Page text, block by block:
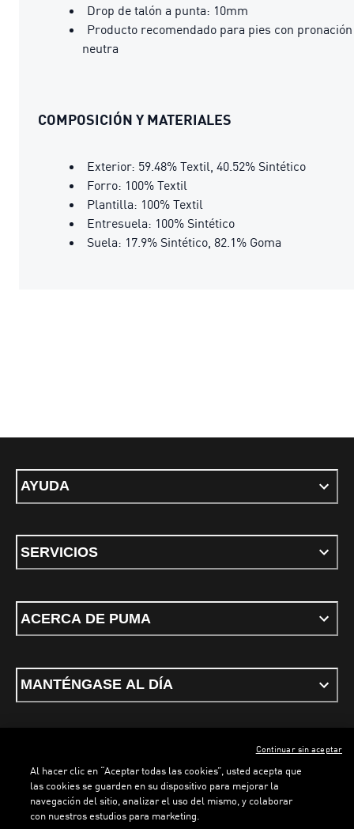
Drop de talón a punta: 10mm
Producto recomendado para pies con pronación
neutra
COMPOSICIÓN Y MATERIALES
Exterior: 59.48% Textil, 40.52% Sintético
Forro: 100% Textil
Plantilla: 100% Textil
Entresuela: 100% Sintético
Suela: 17.9% Sintético, 82.1% Goma
AYUDA
SERVICIOS
ACERCA DE PUMA
MANTÉNGASE AL DÍA
Términos y condicionesPolítica de Privacidad
ESPAÑOL
Al hacer clic en “Aceptar todas las cookies”, usted acepta que
las cookies se guarden en su dispositivo para mejorar la
navegación del sitio, analizar el uso del mismo, y colaborar
con nuestros estudios para marketing.
Continuar sin aceptar